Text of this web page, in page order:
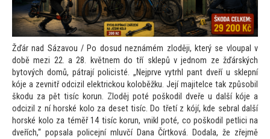
Žďár nad Sázavou / Po dosud neznámém zloději, který se vloupal v
době mezi 22. a 28. květnem do tří sklepů v jednom ze žďárských
bytových domů, pátrají policisté. „Nejprve vytrhl pant dveří u sklepní
kóje a zevnitř odcizil elektrickou koloběžku. Její majitelce tak způsobil
škodu za pět tisíc korun. Zloděj poté poškodil dveře u další kóje a
odcizil z ní horské kolo za deset tisíc. Do třetí z kójí, kde sebral další
horské kolo za téměř 14 tisíc korun, vnikl poté, co poškodil petlici na
dveřích,“ popsala policejní mluvčí Dana Čírtková. Dodala, že zřejmě